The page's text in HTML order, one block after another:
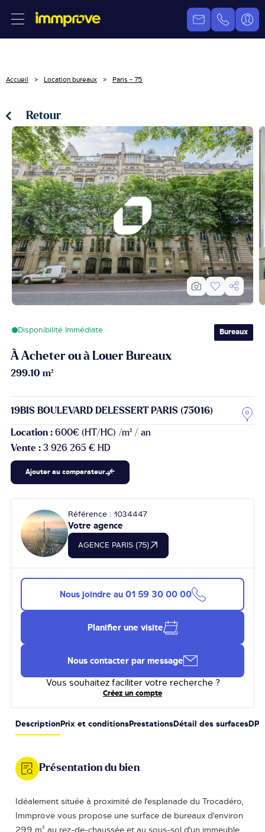
Accueil Location bureaux Paris - 75
Retour
Disponibilité Immédiate Bureaux
À Acheter ou à Louer Bureaux
299.10 m²
19BIS BOULEVARD DELESSERT PARIS (75016)
Location : 600€ (HT/HC) /m² / an
Vente : 3 926 265 € HD
Ajouter au comparateur
Référence : 1034447
Votre agence
AGENCE PARIS (75)
Nous joindre au 01 59 30 00 00
Planifier une visite
Nous contacter par message
Vous souhaitez faciliter votre recherche ?
Créez un compte
Description Prix et conditions Prestations Détail des surfaces DPE
Présentation du bien
Idéalement située à proximité de l'esplanade du Trocadéro,
Immprove vous propose une surface de bureaux d'environ
299 m² au rez-de-chaussée et au sous-sol d'un immeuble